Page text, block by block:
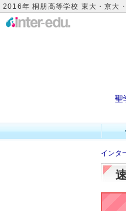
2016年 桐朋高等学校 東大・京大
聖
インタ